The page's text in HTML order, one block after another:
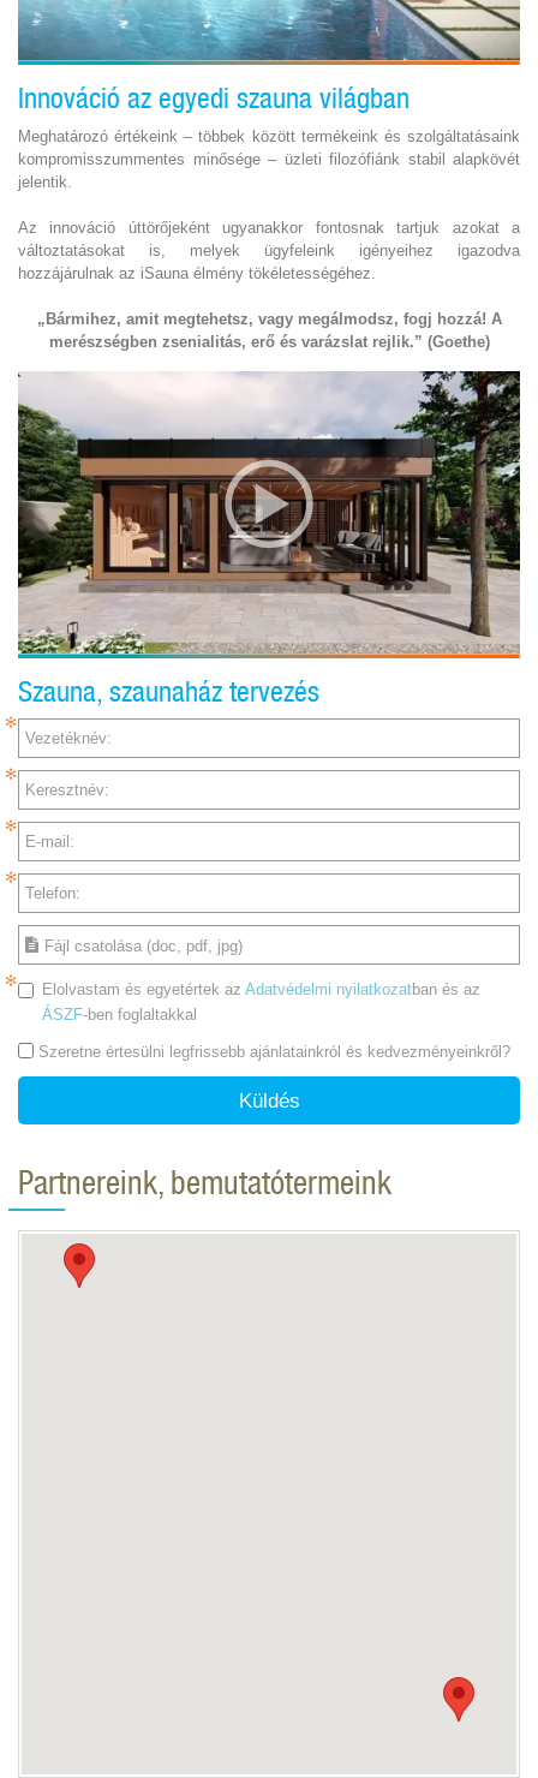
Innováció az egyedi szauna világban
Meghatározó értékeink – többek között termékeink és szolgáltatásaink
kompromisszummentes minősége – üzleti filozófiánk stabil alapkövét
jelentik.
Az innováció úttörőjeként ugyanakkor fontosnak tartjuk azokat a
változtatásokat is, melyek ügyfeleink igényeihez igazodva
hozzájárulnak az iSauna élmény tökéletességéhez.
„Bármihez, amit megtehetsz, vagy megálmodsz, fogj hozzá! A
merészségben zsenialitás, erő és varázslat rejlik.” (Goethe)
Szauna, szaunaház tervezés
Vezetéknév:
Keresztnév:
E-mail:
Telefon:
Fájl csatolása (doc, pdf, jpg)
Elolvastam és egyetértek az Adatvédelmi nyilatkozatban és az
ÁSZF-ben foglaltakkal
Szeretne értesülni legfrissebb ajánlatainkról és kedvezményeinkről?
Küldés
Partnereink, bemutatótermeink